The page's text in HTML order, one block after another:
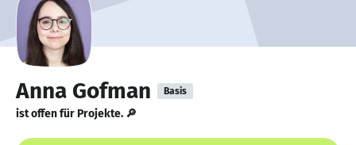
Anna Gofman Basis
ist offen für Projekte. 🔎